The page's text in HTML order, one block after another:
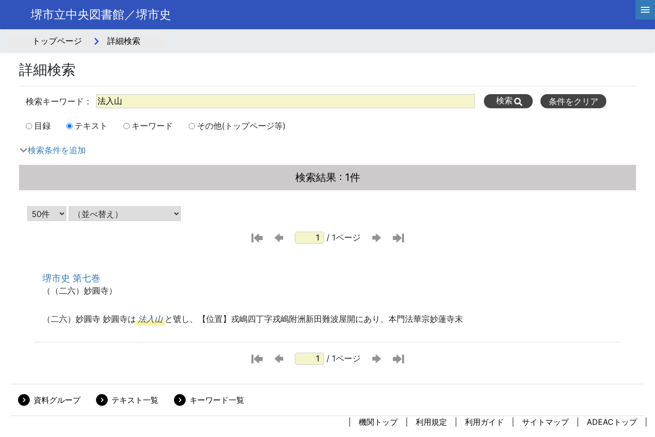
堺市立中央図書館／堺市史
トップページ 詳細検索
詳細検索
目録 テキスト キーワード その他(トップページ等)
検索条件を追加
検索結果 : 1件
/ 1ページ
堺市史 第七巻
（（二六）妙圓寺）
（二六）妙圓寺 妙圓寺は 法入山 と號し、【位置】戎嶋四丁字戎嶋附洲新田難波屋開にあり、本門法華宗妙蓮寺末
/ 1ページ
資料グループ テキスト一覧 キーワード一覧
機関トップ 利用規定 利用ガイド サイトマップ ADEACトップ